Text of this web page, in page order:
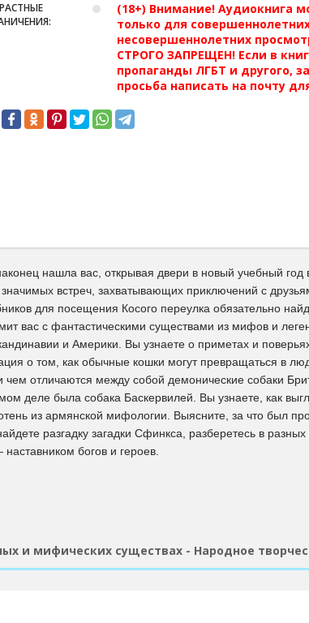
(18+) Внимание! Аудиокнига
только для
несовершеннолетних
СТРОГО ЗАПРЕЩЕН! Если в
пропаганды ЛГБТ и другого,
просьба написать на почту
нашла вас, открывая двери в новый учебный
встреч, захватывающих приключений с
для посещения Косого переулка обязательно
вас с фантастическими существами из мифов и
и Америки. Вы узнаете о приметах и
о том, как обычные кошки могут превращаться в
отличаются между собой демонические собаки
деле была собака Баскервилей. Вы узнаете, как
из армянской мифологии. Выясните, за что был
разгадку загадки Сфинкса, разберетесь в
богов и героев.
и мифических существах - Народное